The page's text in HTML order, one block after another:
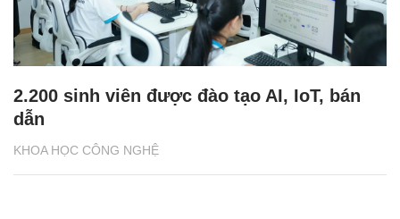
KHOA HỌC CÔNG NGHỆ
2.200 sinh viên được đào tạo AI, IoT, bán
dẫn